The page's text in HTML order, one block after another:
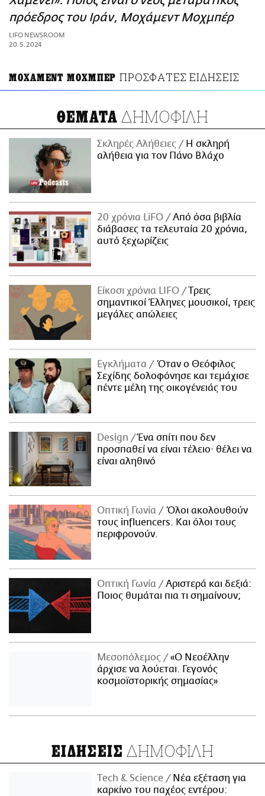
ΑΜΠΑ
PRINT
πρόεδρος του Ιράν, Μοχάμεντ Μοχμπέρ
LIFO NEWSROOM
20.5.2024
ΜΟΧΑΜΕΝΤ ΜΟΧΜΠΕΡ ΠΡΟΣΦΑΤΕΣ ΕΙΔΗΣΕΙΣ
ΘΕΜΑΤΑ ΔΗΜΟΦΙΛΗ
Σκληρές Αλήθειες
H σκληρή
αλήθεια για τον Πάνο Βλάχο
20 χρόνια LiFO
Από όσα βιβλία
διάβασες τα τελευταία 20 χρόνια,
αυτό ξεχωρίζεις
Είκοσι χρόνια LIFO
Tρεις
σημαντικοί Έλληνες μουσικοί, τρεις
μεγάλες απώλειες
Εγκλήματα
Όταν ο Θεόφιλος
Σεχίδης δολοφόνησε και τεμάχισε
πέντε μέλη της οικογένειάς του
Design
Ένα σπίτι που δεν
προσπαθεί να είναι τέλειο· θέλει να
είναι αληθινό
Οπτική Γωνία
Όλοι ακολουθούν
τους influencers. Και όλοι τους
περιφρονούν.
Οπτική Γωνία
Αριστερά και δεξιά:
Ποιος θυμάται πια τι σημαίνουν;
Μεσοπόλεμος
«Ο Νεοέλλην
άρχισε να λούεται. Γεγονός
κοσμοϊστορικής σημασίας»
ΕΙΔΗΣΕΙΣ ΔΗΜΟΦΙΛΗ
Τech & Science
Νέα εξέταση για
καρκίνο του παχέος εντέρου: